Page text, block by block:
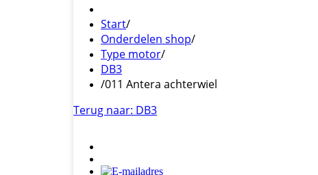
Start/
Onderdelen shop/
Type motor/
DB3
/011 Antera achterwiel
Terug naar: DB3